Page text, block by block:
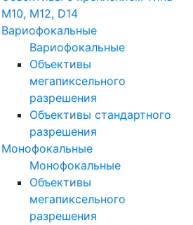
M10, M12, D14
Вариофокальные
Вариофокальные
Объективы
мегапиксельного
разрешения
Объективы стандартного
разрешения
Монофокальные
Монофокальные
Объективы
мегапиксельного
разрешения